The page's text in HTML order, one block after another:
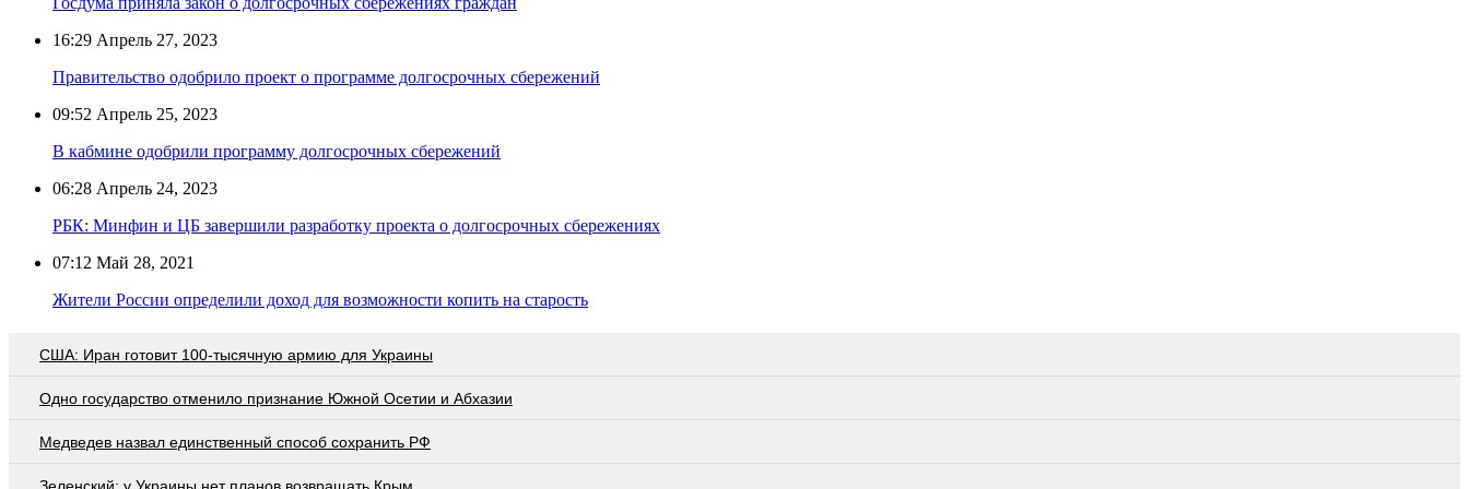
16:29 Апрель 27, 2023
Правительство одобрило проект о программе долгосрочных сбережений
09:52 Апрель 25, 2023
В кабмине одобрили программу долгосрочных сбережений
06:28 Апрель 24, 2023
РБК: Минфин и ЦБ завершили разработку проекта о долгосрочных сбережениях
07:12 Май 28, 2021
Жители России определили доход для возможности копить на старость
США: Иран готовит 100-тысячную армию для Украины
Одно государство отменило признание Южной Осетии и Абхазии
Медведев назвал единственный способ сохранить РФ
Зеленский: у Украины нет планов возвращать Крым